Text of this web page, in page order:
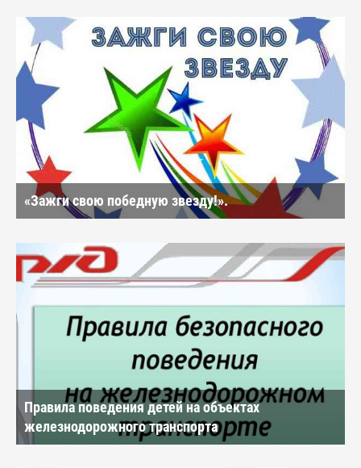
«Зажги свою победную звезду!».
Правила поведения детей на объектах
железнодорожного транспорта